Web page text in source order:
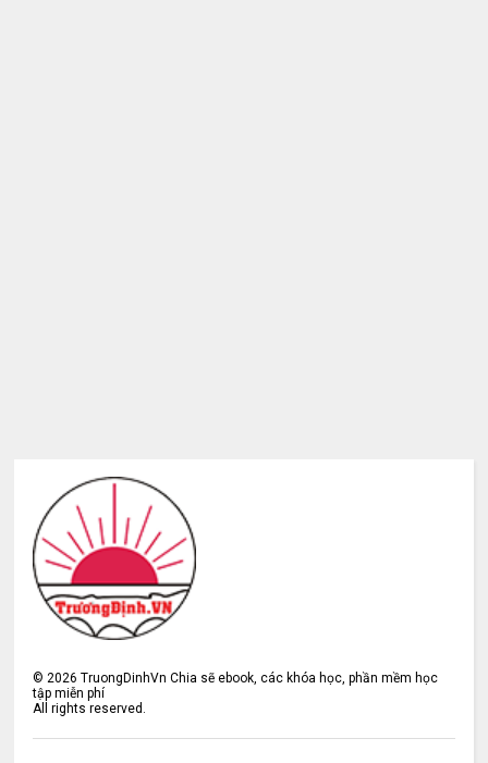
©2026 TruongDinhVn Chia sẽ ebook, các khóa học, phần mềm học
tập miễn phí
All rights reserved.